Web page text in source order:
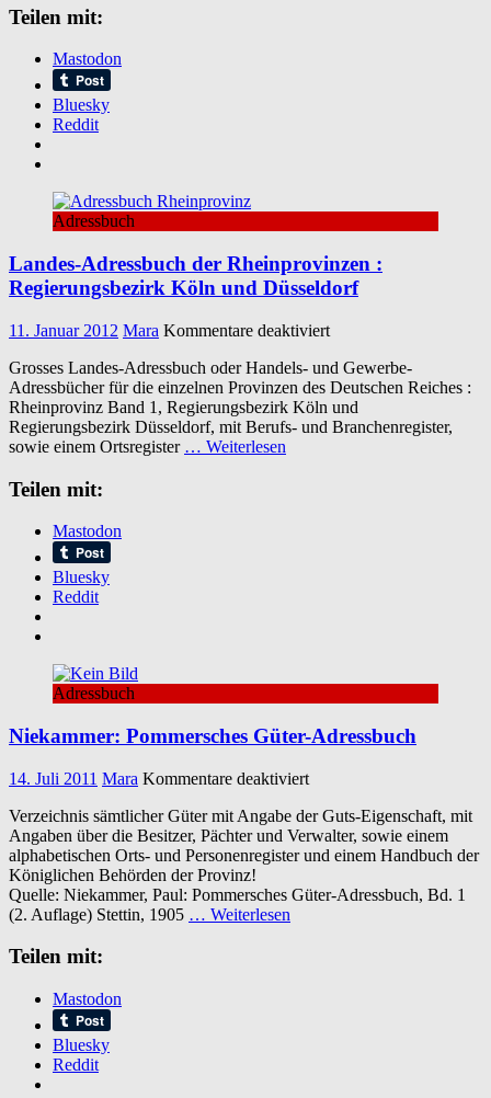
Teilen mit:
Mastodon
Bluesky
Reddit
Adressbuch
Landes-Adressbuch der Rheinprovinzen :
Regierungsbezirk Köln und Düsseldorf
11. Januar 2012 Mara Kommentare deaktiviertfür
Adressbuch
der
Rheinprovinzen
:
Grosses Landes-Adressbuch oder Handels- und Gewerbe-
Adressbücher für die einzelnen Provinzen des Deutschen Reiches :
Rheinprovinz Band 1, Regierungsbezirk Köln und
Regierungsbezirk Düsseldorf, mit Berufs- und Branchenregister,
sowie einem Ortsregister … Weiterlesen
Teilen mit:
Mastodon
Bluesky
Reddit
Adressbuch
Niekammer: Pommersches Güter-Adressbuch
14. Juli 2011 Mara Kommentare deaktiviertfür
Pommersches
Güter-
Adressbuch
Verzeichnis sämtlicher Güter mit Angabe der Guts-Eigenschaft, mit
Angaben über die Besitzer, Pächter und Verwalter, sowie einem
alphabetischen Orts- und Personenregister und einem Handbuch der
Königlichen Behörden der Provinz!
Quelle: Niekammer, Paul: Pommersches Güter-Adressbuch, Bd. 1
(2. Auflage) Stettin, 1905 … Weiterlesen
Teilen mit:
Mastodon
Bluesky
Reddit